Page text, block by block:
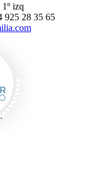
izq
925 28 35 65